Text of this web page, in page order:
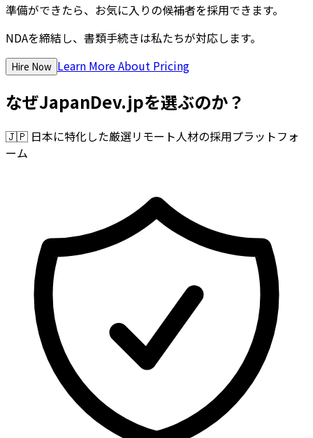
準備ができたら、お気に入りの候補者を採用できます。
NDAを締結し、書類手続きは私たちが対応します。
Hire Now Learn More About Pricing
なぜJapanDev.jpを選ぶのか？
🇯🇵 日本に特化した厳選リモート人材の採用プラットフォ
ーム